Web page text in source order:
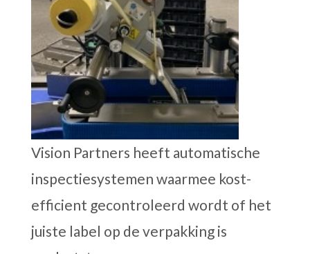
Vision Partners heeft automatische
inspectiesystemen waarmee kost-
efficient gecontroleerd wordt of het
juiste label op de verpakking is